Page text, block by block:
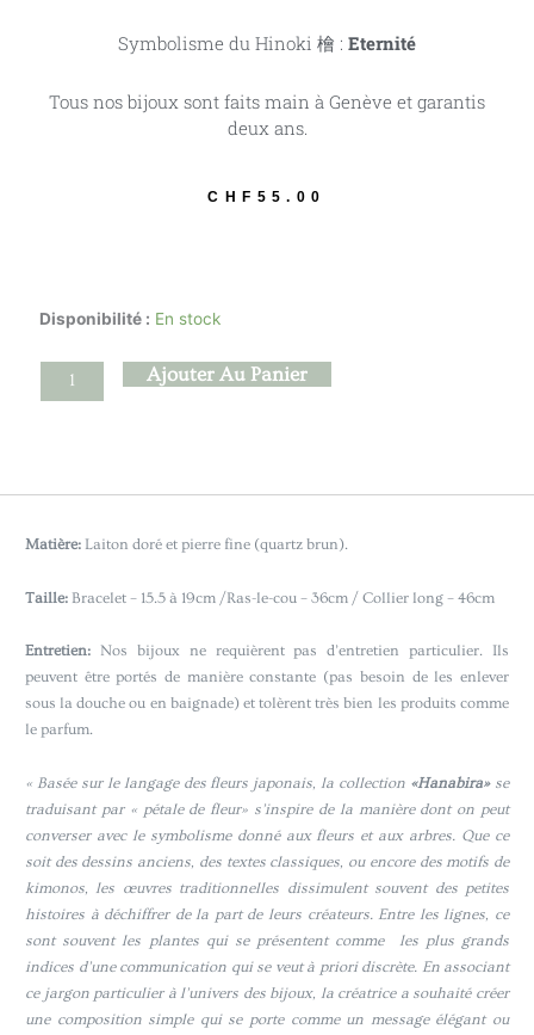
Symbolisme du Hinoki 檜 : Eternité
Tous nos bijoux sont faits main à Genève et garantis
deux ans.
CHF 55.00
Disponibilité : En stock
quantité
Hanabira
Ajouter Au Panier
Matière: Laiton doré et pierre fine (quartz brun).
Taille: Bracelet – 15.5 à 19cm /Ras-le-cou – 36cm / Collier long – 46cm
Entretien: Nos bijoux ne requièrent pas d’entretien particulier. Ils
peuvent être portés de manière constante (pas besoin de les enlever
sous la douche ou en baignade) et tolèrent très bien les produits comme
le parfum.
« Basée sur le langage des fleurs japonais, la collection «Hanabira»se
traduisant par « pétale de fleur» s’inspire de la manière dont on peut
converser avec le symbolisme donné aux fleurs et aux arbres. Que ce
soit des dessins anciens, des textes classiques, ou encore des motifs de
kimonos, les œuvres traditionnelles dissimulent souvent des petites
histoires à déchiffrer de la part de leurs créateurs. Entre les lignes, ce
sont souvent les plantes qui se présentent comme les plus grands
indices d’une communication qui se veut à priori discrète. En associant
ce jargon particulier à l’univers des bijoux, la créatrice a souhaité créer
une composition simple qui se porte comme un message élégant ou